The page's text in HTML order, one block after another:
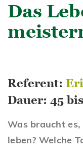
Das
Referent:
Dauer: 45
Was braucht es,
leben? Welche